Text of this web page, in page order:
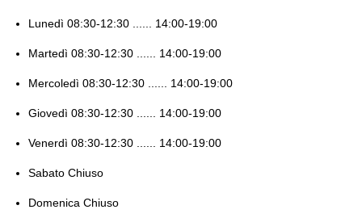
Lunedì 08:30-12:30 ...... 14:00-19:00
Martedì 08:30-12:30 ...... 14:00-19:00
Mercoledì 08:30-12:30 ...... 14:00-19:00
Giovedì 08:30-12:30 ...... 14:00-19:00
Venerdì 08:30-12:30 ...... 14:00-19:00
Sabato Chiuso
Domenica Chiuso